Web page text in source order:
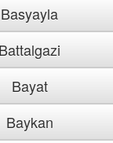
Basyayla
Battalgazi
Bayat
Baykan